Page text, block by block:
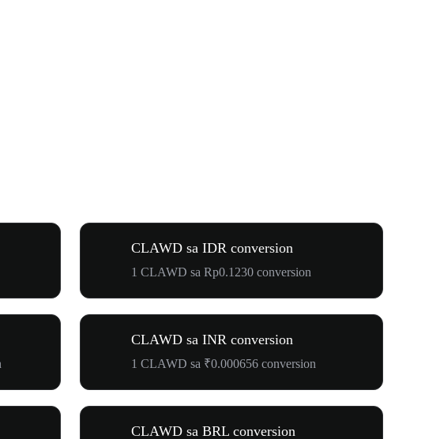
CLAWD sa IDR conversion
1 CLAWD sa Rp0.1230 conversion
CLAWD sa INR conversion
1 CLAWD sa ₹0.000656 conversion
CLAWD sa BRL conversion